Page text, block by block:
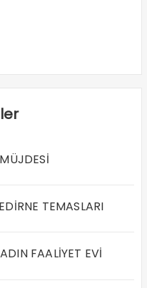
TEMASLARI
FAALİYET EVİ